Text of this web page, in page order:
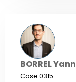
BORREL Yann
Case 0315